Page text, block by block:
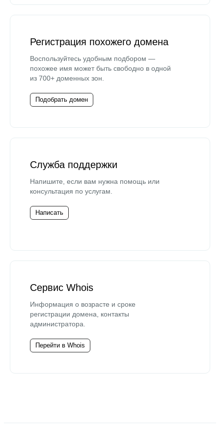
Регистрация похожего домена
Воспользуйтесь удобным подбором —
похожее имя может быть свободно в одной
из 700+ доменных зон.
Подобрать домен
Служба поддержки
Напишите, если вам нужна помощь или
консультация по услугам.
Написать
Сервис Whois
Информация о возрасте и сроке
регистрации домена, контакты
администратора.
Перейти в Whois